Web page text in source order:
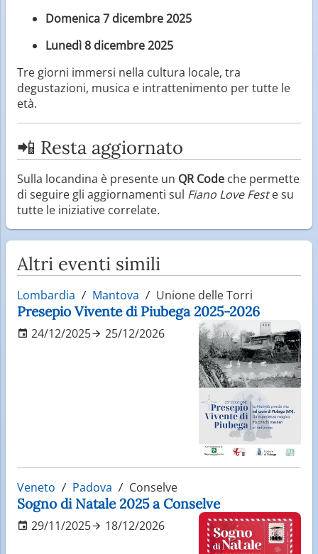
Domenica 7 dicembre 2025
Lunedì 8 dicembre 2025
Tre giorni immersi nella cultura locale, tra
degustazioni, musica e intrattenimento per tutte le
età.
📲 Resta aggiornato
Sulla locandina è presente un QR Code che permette
di seguire gli aggiornamenti sul Fiano Love Feste su
tutte le iniziative correlate.
Altri eventi simili
Lombardia Mantova Unione delle Torri
Presepio Vivente di Piubega 2025-2026
24/12/2025 25/12/2026
Veneto Padova Conselve
Sogno di Natale 2025 a Conselve
29/11/2025 18/12/2026